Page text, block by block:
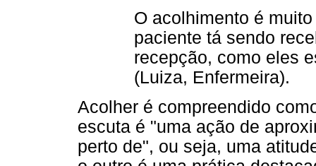
O acolhimento é
paciente tá sendo
recepção, como eles
(Luiza, Enfermeira).
Acolher é compreendido
escuta é "uma ação de
perto de", ou seja, uma